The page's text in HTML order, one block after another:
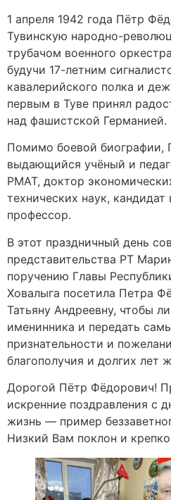
1 апреля 1942 года Пётр
Тувинскую народно-
трубачом военного
будучи 17-летним
кавалерийского полка и
первым в Туве принял
над фашистской Германией.
Помимо боевой
выдающийся учёный и
РМАТ, доктор
технических наук, кандидат
профессор.
В этот праздничный день
представительства РТ
поручению Главы
Ховалыга посетила Петра
Татьяну Андреевну, чтобы
именинника и передать
признательности и
благополучия и долгих лет
Дорогой Пётр Фёдорович!
искренние поздравления с
жизнь — пример
Низкий Вам поклон и